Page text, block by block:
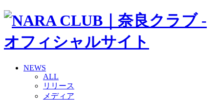
NEWS
ALL
リリース
メディア